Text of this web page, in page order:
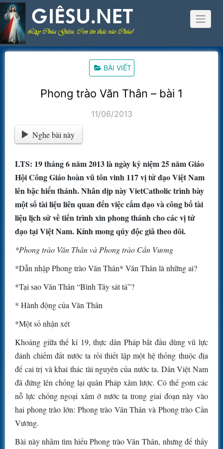
Skip
to
content
BÀI VIẾT
Phong trào Văn Thân – bài 1
11/06/2013
Nghe bài này
LTS: 19 tháng 6 năm 2013 là ngày kỷ niệm 25 năm Giáo
Hội Công Giáo hoàn vũ tôn vinh 117 vị tử đạo Việt Nam
lên bậc hiển thánh. Nhân dịp này VietCatholic trình bày
một số tài liệu liên quan đến việc cấm đạo và công bố tài
liệu lịch sử về tiến trình xin phong thánh cho các vị tử
đạo tại Việt Nam. Kính mong qúy độc giả theo dõi.
*Phong trào Văn Thân và Phong trào Cần Vương
*Dẫn nhập Phong trào Văn Thân* Văn Thân là những ai?
*Tại sao Văn Thân “Bình Tây sát tả”?
* Hành động của Văn Thân
*Một số nhận xét
Khoảng giữa thế kỉ 19, thực dân Pháp bắt đầu dùng vũ lực
đánh chiếm đất nước ta rồi thiết lập một hệ thống thuộc địa
để cai trị và khai thác tài nguyên của nước ta. Dân Việt Nam
đã đứng lên chống lại quân Pháp xâm lược. Có thể gom các
nỗ lực chống ngoại xâm ở nước ta trong giai đoạn này vào
hai phong trào lớn: Phong trào Văn Thân và Phong trào Cần
Vương.
Bài này nhằm tìm hiểu Phong trào Văn Thân, nhưng để thấy